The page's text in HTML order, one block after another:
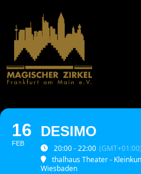
springen
16
FEB
DESIMO
20:00 - 22:00 (GMT+01:00)
thalhaus Theater -
Wiesbaden